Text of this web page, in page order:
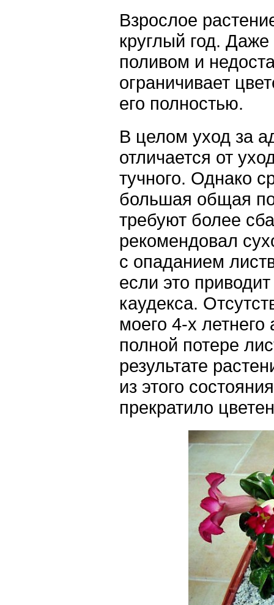
Взрослое
круглый год.
поливом и
ограничивает
его полностью.
В целом уход за
отличается от
тучного. Однако
большая общая
требуют более
рекомендовал
с опаданием
если это
каудекса.
моего 4-х
полной потере
результате
из этого
прекратило